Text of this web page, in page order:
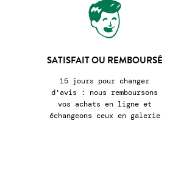
SATISFAIT OU REMBOURSÉ
15 jours pour changer
d'avis : nous remboursons
vos achats en ligne et
échangeons ceux en galerie